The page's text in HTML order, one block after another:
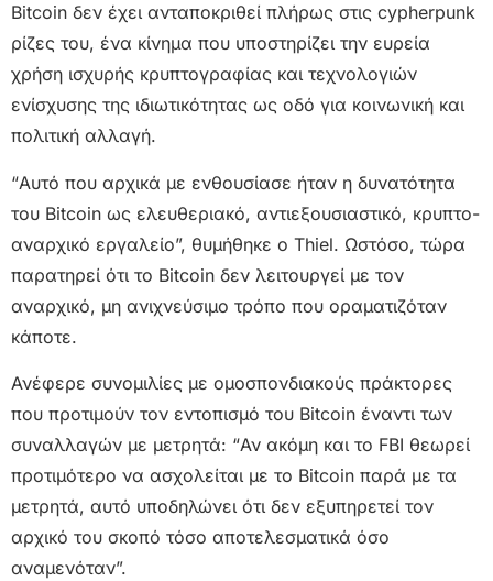
Bitcoin δεν έχει ανταποκριθεί πλήρως στις cypherpunk
ρίζες του, ένα κίνημα που υποστηρίζει την ευρεία
χρήση ισχυρής κρυπτογραφίας και τεχνολογιών
ενίσχυσης της ιδιωτικότητας ως οδό για κοινωνική και
πολιτική αλλαγή.
“Αυτό που αρχικά με ενθουσίασε ήταν η δυνατότητα
του Bitcoin ως ελευθεριακό, αντιεξουσιαστικό, κρυπτο-
αναρχικό εργαλείο”, θυμήθηκε ο Thiel. Ωστόσο, τώρα
παρατηρεί ότι το Bitcoin δεν λειτουργεί με τον
αναρχικό, μη ανιχνεύσιμο τρόπο που οραματιζόταν
κάποτε.
Ανέφερε συνομιλίες με ομοσπονδιακούς πράκτορες
που προτιμούν τον εντοπισμό του Bitcoin έναντι των
συναλλαγών με μετρητά: “Αν ακόμη και το FBI θεωρεί
προτιμότερο να ασχολείται με το Bitcoin παρά με τα
μετρητά, αυτό υποδηλώνει ότι δεν εξυπηρετεί τον
αρχικό του σκοπό τόσο αποτελεσματικά όσο
αναμενόταν”.